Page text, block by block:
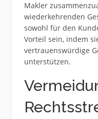
Makler
wiederkehrenden
sowohl für den
Vorteil sein, indem
vertrauenswürdige
unterstützen.